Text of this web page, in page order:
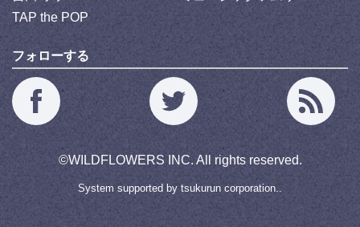
TAP the POP
フォローする
©WILDFLOWERS INC. All rights reserved.
System supported by tsukurun corporation..